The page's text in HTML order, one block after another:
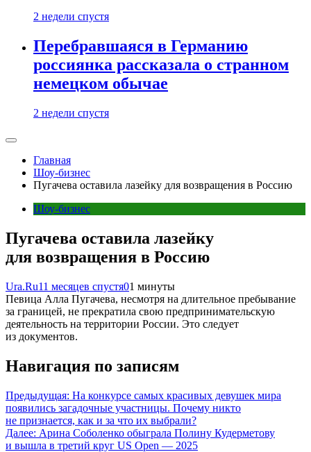
2 недели спустя
Перебравшаяся в Германию
россиянка рассказала о странном
немецком обычае
2 недели спустя
Главная
Шоу-бизнес
Пугачева оставила лазейку для возвращения в Россию
Шоу-бизнес
Пугачева оставила лазейку
для возвращения в Россию
Ura.Ru11 месяцев спустя01 минуты
Певица Алла Пугачева, несмотря на длительное пребывание
за границей, не прекратила свою предпринимательскую
деятельность на территории России. Это следует
из документов.
Навигация по записям
Предыдущая: На конкурсе самых красивых девушек мира
появились загадочные участницы. Почему никто
не признается, как и за что их выбрали?
Далее: Арина Соболенко обыграла Полину Кудерметову
и вышла в третий круг US Open — 2025